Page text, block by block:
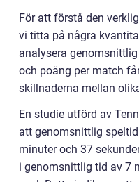
För att förstå den
vi titta på några
analysera
och poäng per match
skillnaderna mellan
En studie utförd av
att genomsnittlig
minuter och 37
i genomsnittlig tid av 7